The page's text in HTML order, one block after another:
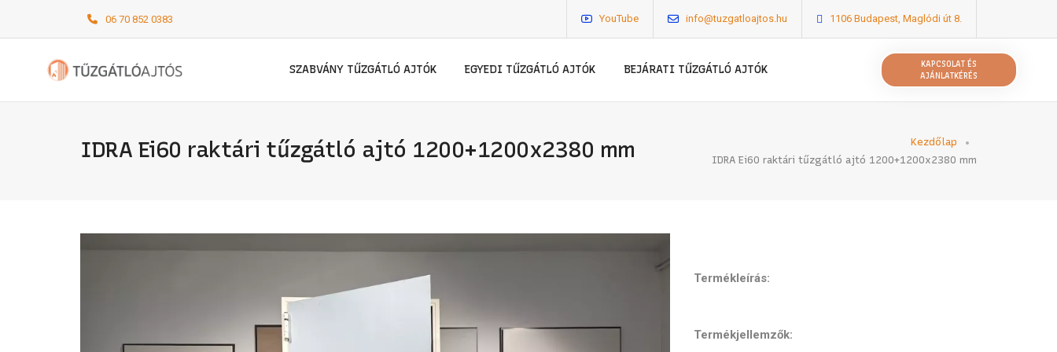
06 70 852 0383 YouTube info@tuzgatloajtos.hu 1106 Budapest, Maglódi út 8.
SZABVÁNY TŰZGÁTLÓ AJTÓK EGYEDI TŰZGÁTLÓ AJTÓK BEJÁRATI TŰZGÁTLÓ AJTÓK
KAPCSOLAT ÉS
AJÁNLATKÉRÉS
IDRA Ei60 raktári tűzgátló ajtó 1200+1200x2380 mm
Kezdőlap
IDRA Ei60 raktári tűzgátló ajtó 1200+1200x2380 mm
Termékleírás:
Termékjellemzők: